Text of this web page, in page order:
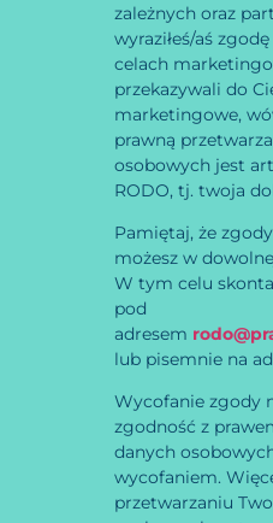
zależnych oraz
wyraziłeś/aś
celach
przekazywali do
marketingowe,
prawną
osobowych jest
RODO, tj. twoja
Pamiętaj, że
możesz w
W tym celu
pod
adresem
lub pisemnie na
Wycofanie zgody
zgodność z
danych
wycofaniem.
przetwarzaniu